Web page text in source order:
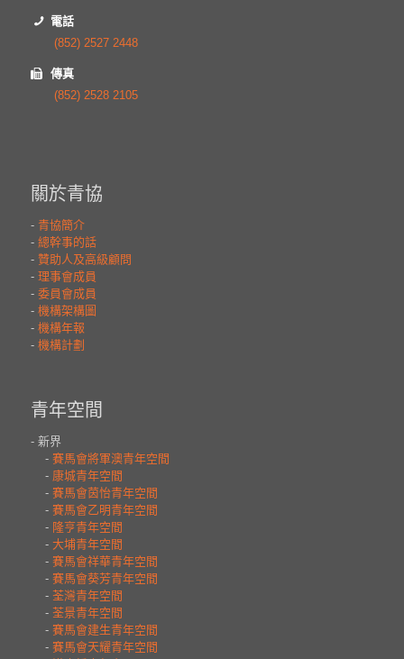
電話
(852) 2527 2448
傳真
(852) 2528 2105